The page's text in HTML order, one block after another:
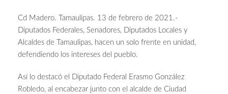
Cd Madero. Tamaulipas. 13 de febrero de 2021.-
Diputados Federales, Senadores, Diputados Locales y
Alcaldes de Tamaulipas, hacen un solo frente en unidad,
defendiendo los intereses del pueblo.
Así lo destacó el Diputado Federal Erasmo González
Robledo, al encabezar junto con el alcalde de Ciudad